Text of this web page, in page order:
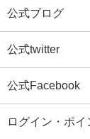
公式ブログ
公式twitter
公式Facebook
ログイン・ポ